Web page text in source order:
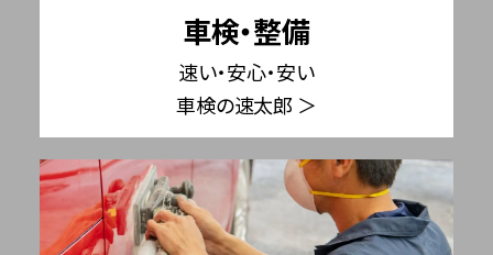
車検・整備
速い・安心・安い
車検の速太郎 ＞